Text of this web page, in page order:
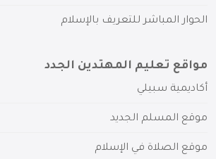
الحوار المباشر للتعريف بالإسلام
مواقع تعليم المهتدين الجدد
أكاديمية سبيلي
موقع المسلم الجديد
موقع الصلاة في الإسلام